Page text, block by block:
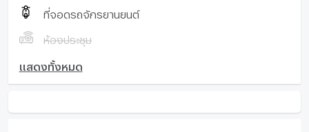
ที่จอดรถจักรยานยนต์
ห้องประชุม
แสดงทั้งหมด